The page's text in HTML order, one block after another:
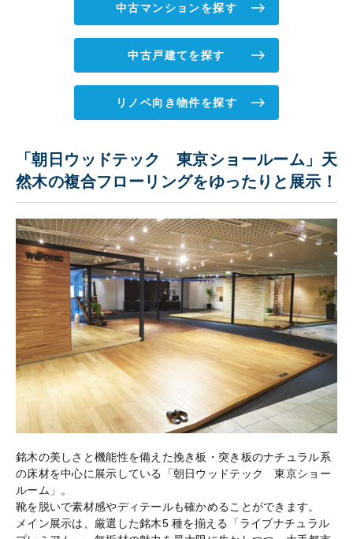
中古マンションを探す
中古戸建てを探す
リノベ向き物件を探す
「朝日ウッドテック 東京ショールーム」天
然木の複合フローリングをゆったりと展示！
銘木の美しさと機能性を備えた挽き板・突き板のナチュラル系
の床材を中心に展示している「朝日ウッドテック 東京ショー
ルーム」。
靴を脱いで素材感やディテールも確かめることができます。
メイン展示は、厳選した銘木5 種を揃える「ライブナチュラル